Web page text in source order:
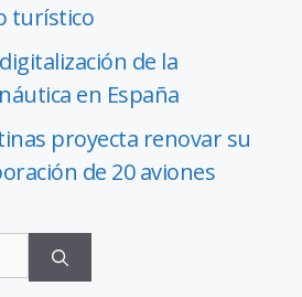
turístico
de la
en España
proyecta renovar su
de 20 aviones